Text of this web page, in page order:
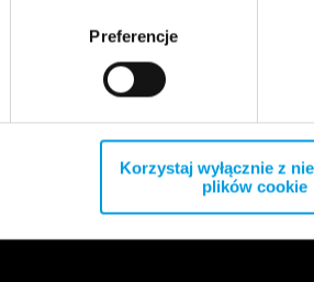
Preferencje
Korzystaj wyłącznie z
plików cookie